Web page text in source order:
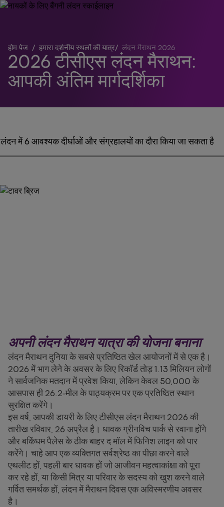
होम पेज / हमारा दर्शनीय स्थलों की यात्रा का केंद्र
/ लंदन मैराथन 2026
2026 टीसीएस लंदन मैराथन:
आपकी अंतिम मार्गदर्शिका
लंदन में 6 आवश्यक दीर्घाओं और संग्रहालयों का दौरा किया जा सकता है
अपनी लंदन मैराथन यात्रा की योजना बनाना
लंदन मैराथन दुनिया के सबसे प्रतिष्ठित खेल आयोजनों में से एक है।
2026 में भाग लेने के अवसर के लिए रिकॉर्ड तोड़ 1.13 मिलियन लोगों
ने सार्वजनिक मतदान में प्रवेश किया, लेकिन केवल 50,000 के
आसपास ही 26.2-मील के पाठ्यक्रम पर एक प्रतिष्ठित स्थान
सुरक्षित करेंगे।
इस वर्ष, आपकी डायरी के लिए टीसीएस लंदन मैराथन 2026 की
तारीख रविवार, 26 अप्रैल है। धावक ग्रीनविच पार्क से रवाना होंगे
और बकिंघम पैलेस के ठीक बाहर द मॉल में फिनिश लाइन को पार
करेंगे। चाहे आप एक व्यक्तिगत सर्वश्रेष्ठ का पीछा करने वाले
एथलीट हों, पहली बार धावक हों जो आजीवन महत्वाकांक्षा को पूरा
कर रहे हों, या किसी मित्र या परिवार के सदस्य को खुश करने वाले
गर्वित समर्थक हों, लंदन में मैराथन दिवस एक अविस्मरणीय अवसर
है।